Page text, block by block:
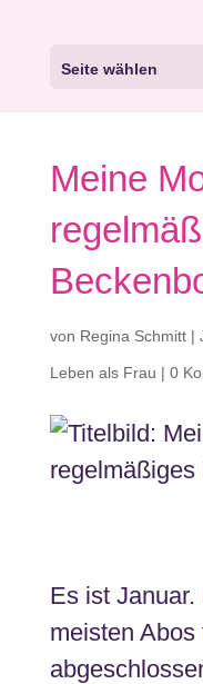
Seite wählen
Meine
von Regina Schmitt|
Leben als Frau | 0
Es ist
meisten